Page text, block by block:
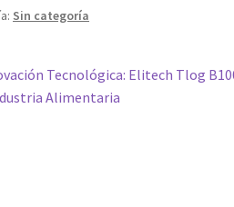
Sin categoría
Tecnológica: Elitech Tlog
Alimentaria